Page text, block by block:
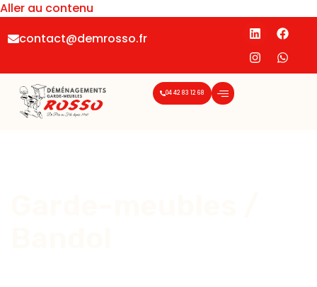
Aller au contenu
contact@demrosso.fr
04 42 83 12 68